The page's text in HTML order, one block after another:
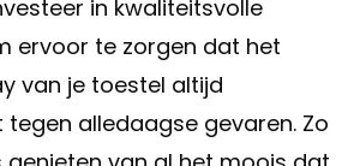
in kwaliteitsvolle
ervoor te zorgen dat het
van je toestel altijd
alledaagse gevaren. Zo